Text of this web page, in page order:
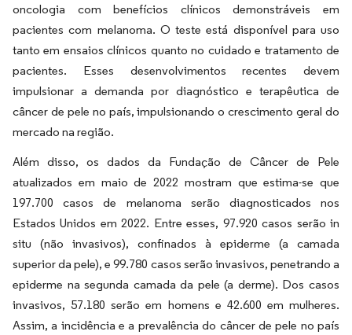
oncologia com benefícios clínicos demonstráveis em
pacientes com melanoma. O teste está disponível para uso
tanto em ensaios clínicos quanto no cuidado e tratamento de
pacientes. Esses desenvolvimentos recentes devem
impulsionar a demanda por diagnóstico e terapêutica de
câncer de pele no país, impulsionando o crescimento geral do
mercado na região.
Além disso, os dados da Fundação de Câncer de Pele
atualizados em maio de 2022 mostram que estima-se que
197.700 casos de melanoma serão diagnosticados nos
Estados Unidos em 2022. Entre esses, 97.920 casos serão in
situ (não invasivos), confinados à epiderme (a camada
superior da pele), e 99.780 casos serão invasivos, penetrando a
epiderme na segunda camada da pele (a derme). Dos casos
invasivos, 57.180 serão em homens e 42.600 em mulheres.
Assim, a incidência e a prevalência do câncer de pele no país